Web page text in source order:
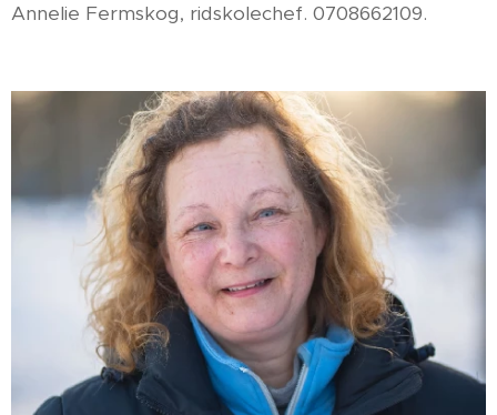
Annelie Fermskog, ridskolechef. 0708662109.